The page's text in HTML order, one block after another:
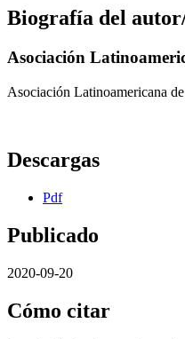
Biografía del
Asociación
Asociación Latinoamericana
Descargas
Pdf
Publicado
2020-09-20
Cómo citar